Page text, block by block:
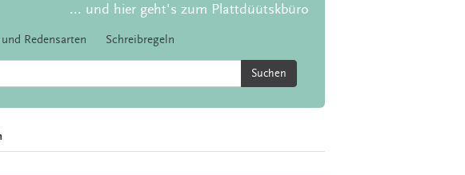
... und hier geht's zum Plattdüütskbüro
Redensarten Schreibregeln
Suchen